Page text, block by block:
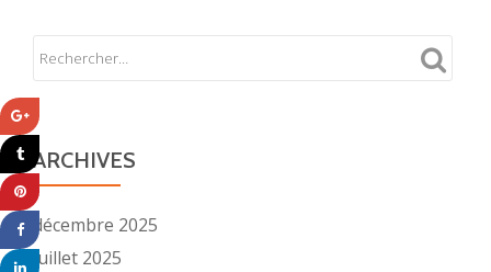
ARCHIVES
décembre 2025
juillet 2025